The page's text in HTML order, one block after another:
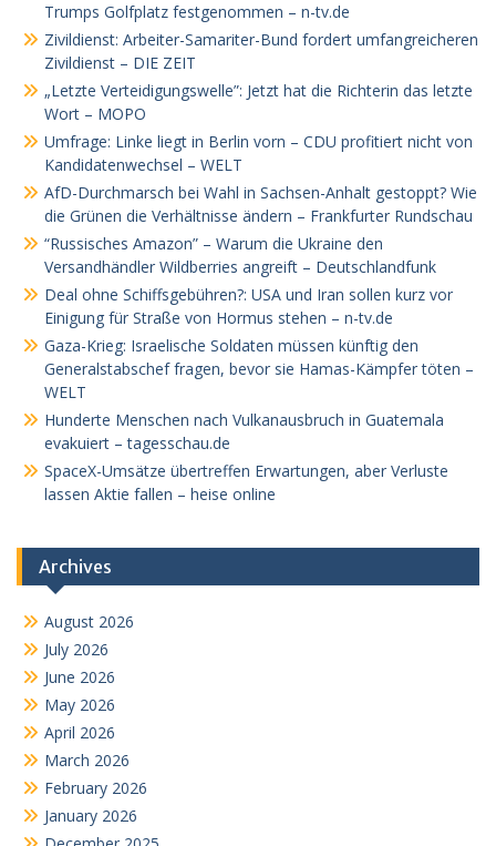
Trumps Golfplatz festgenommen – n-tv.de
Zivildienst: Arbeiter-Samariter-Bund fordert umfangreicheren
Zivildienst – DIE ZEIT
„Letzte Verteidigungswelle”: Jetzt hat die Richterin das letzte
Wort – MOPO
Umfrage: Linke liegt in Berlin vorn – CDU profitiert nicht von
Kandidatenwechsel – WELT
AfD-Durchmarsch bei Wahl in Sachsen-Anhalt gestoppt? Wie
die Grünen die Verhältnisse ändern – Frankfurter Rundschau
“Russisches Amazon” – Warum die Ukraine den
Versandhändler Wildberries angreift – Deutschlandfunk
Deal ohne Schiffsgebühren?: USA und Iran sollen kurz vor
Einigung für Straße von Hormus stehen – n-tv.de
Gaza-Krieg: Israelische Soldaten müssen künftig den
Generalstabschef fragen, bevor sie Hamas-Kämpfer töten –
WELT
Hunderte Menschen nach Vulkanausbruch in Guatemala
evakuiert – tagesschau.de
SpaceX-Umsätze übertreffen Erwartungen, aber Verluste
lassen Aktie fallen – heise online
Archives
August 2026
July 2026
June 2026
May 2026
April 2026
March 2026
February 2026
January 2026